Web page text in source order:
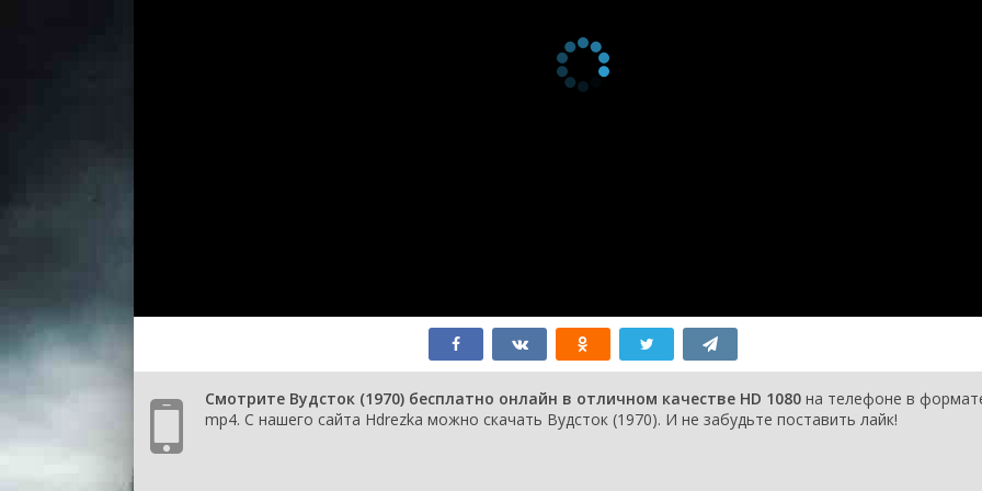
Смотрите Вудсток (1970) бесплатно онлайн в отличном качестве HD 1080 на телефоне в
mp4. С нашего сайта Hdrezka можно скачать Вудсток (1970). И не забудьте поставить лайк!